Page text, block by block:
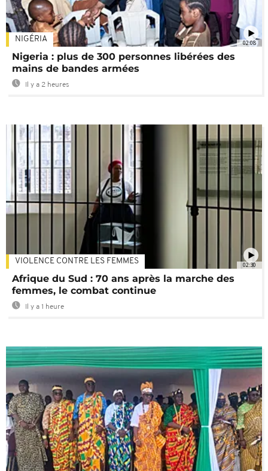
02:08
NIGÉRIA
Nigeria : plus de 300 personnes libérées des
mains de bandes armées
Il y a 2 heures
02:30
VIOLENCE CONTRE LES FEMMES
Afrique du Sud : 70 ans après la marche des
femmes, le combat continue
Il y a 1 heure